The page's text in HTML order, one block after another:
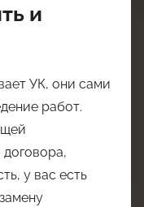
и
УК, они сами
работ.
договора,
у вас есть